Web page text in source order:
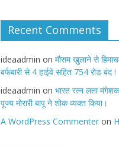
Recent Comments
ideaadmin on मौसम खुलाने से
बर्फबारी से 4 हाईवे सहित 754 रोड बंद !
ideaadmin on भारत रत्न लता
पूज्य मोरारी बापू ने शोक व्यक्त किया।
A WordPress Commenter on